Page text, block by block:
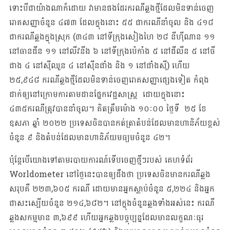
ទោះបីជាយ៉ាងណាក៏ដោយ វាមានផងដែរករណីឆ្លងថ្មីដែលមិនទាន់ចេញ
រោគសញ្ញាចំនួន ៤៧៣ ដែលក្នុងនោះ ៥៥ ជាករណីនាំចូល និង ៤១៨
ជាករណីឆ្លងក្នុងស្រុក (៣៤៣ នៅទីក្រុងសៀងហៃ ២៨ នីហ៊ីណាន ១១
នៅធានជីន ១១ នៅលីវនីង ៦ នៅទីក្រុងប៉េកាំង ៥ នៅជីលីន ៥ នៅចី
ជាង ៤ នៅស៊ីឈួន ៤ នៅស៊ីនជាំង និង ១ នៅជាំងស៊ី) ហើយ
២៥,៩៤៨ ករណីឆ្លងថ្មីដែលមិនទាន់ចេញរោគសញ្ញាផ្សេងទៀត កំពុង
ដាក់ឲ្យនៅក្រោមការតាមដានផ្នែកវេជ្ជសាស្ត្រ ដោយក្នុងនោះ
៤៣៥ករណីត្រូវបាននាំចូល។ គិតត្រឹមម៉ោង ១០ៈ០០ ថ្ងៃទី ២៥ ខែ
ឧសភា ឆ្នាំ ២០២២ ប្រទេសចិនបានកត់ត្រាតំបន់ដែលមានហានិភ័យខ្ពស់
ចំនួន ៩ និងតំបន់ដែលមានហានិភ័យមធ្យមចំនួន ៤២។
ប៉ុន្តែបើយោងទៅតាមរបាយការណ៍ទើបចេញថ្មីៗរបស់ គេហទំព័រ
Worldometer នៅថ្ងៃនេះបានឲ្យដឹងថា ប្រទេសចិនមានករណីឆ្លង
សរុបគឺ ២២៣,៦០៥ ករណី ដោយមានអ្នកស្លាប់ចំនួន ៥,២២៤ និងអ្នក
ជាសះស្បើយចំនួន ២១៤,៦៨២។ នៅក្នុងចំនួនឆ្លងទាំងអស់នេះ ករណី
ឆ្លងសកម្មមាន ៣,៦៩៩ ហើយអ្នកឆ្លងបច្ចុប្បន្នដែលមានលក្ខណៈធូរ